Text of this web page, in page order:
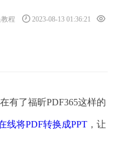
程 2023-08-13 01:36:21
有了福昕PDF365这样的
线将PDF转换成PPT ，让